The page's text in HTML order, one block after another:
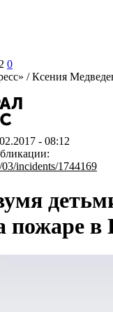
0
/Ксения
- 08:12
incidents/1744169
пожаре в